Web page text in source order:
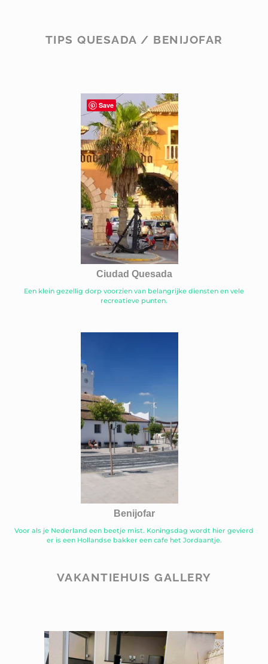
TIPS QUESADA / BENIJOFAR
Ciudad Quesada
Een klein gezellig dorp voorzien van belangrijke diensten en vele
recreatieve punten.
Benijofar
Voor als je Nederland een beetje mist. Koningsdag wordt hier gevierd
er is een Hollandse bakker een cafe het Jordaantje.
VAKANTIEHUIS GALLERY
Save